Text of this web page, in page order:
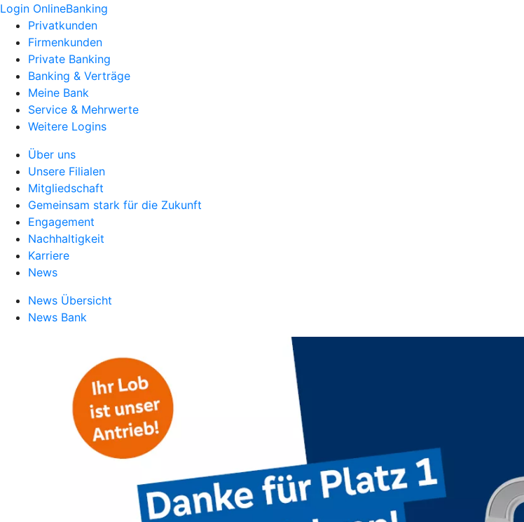
Login OnlineBanking
Privatkunden
Firmenkunden
Private Banking
Banking & Verträge
Meine Bank
Service & Mehrwerte
Weitere Logins
Über uns
Unsere Filialen
Mitgliedschaft
Gemeinsam stark für die Zukunft
Engagement
Nachhaltigkeit
Karriere
News
News Übersicht
News Bank